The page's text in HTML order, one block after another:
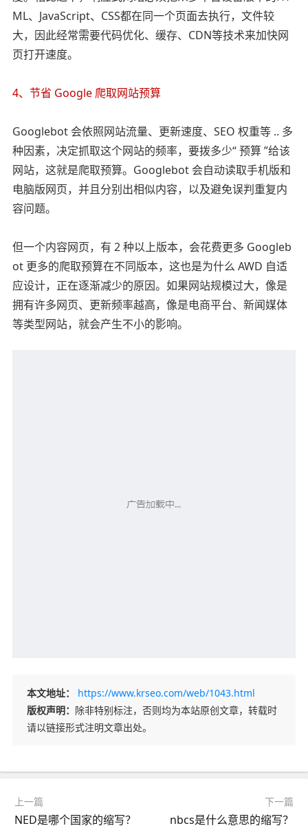
ML、JavaScript、CSS都在同一个页面去执行，文件较
大，因此经常需要代码优化、缓存、CDN等技术来加快网
页打开速度。
4、节省 Google 爬取网站预算
Googlebot 会依照网站流量、更新速度、SEO 权重等 .. 多
种因素，决定抓取这个网站的频率，要拨多少“ 预算 ”给该
网站，这就是爬取预算。Googlebot 会自动读取手机版和
电脑版网页，并且分别出相似内容，以及避免误判重复内
容问题。
但一个内容网页，有 2 种以上版本，会花费更多 Googleb
ot 更多的爬取预算在不同版本，这也是为什么 AWD 自适
应设计，正在逐渐减少的原因。如果网站规模过大，像是
拥有许多网页、更新频率越高，像是电商平台、新闻媒体
等类型网站，就会产生不小的影响。
本文地址：
https://www.krseo.com/web/1043.html
版权声明： 除非特别标注，否则均为本站原创文章，转载时
请以链接形式注明文章出处。
上一篇
NED是哪个国家的缩写？
下一篇
nbcs是什么意思的缩写？